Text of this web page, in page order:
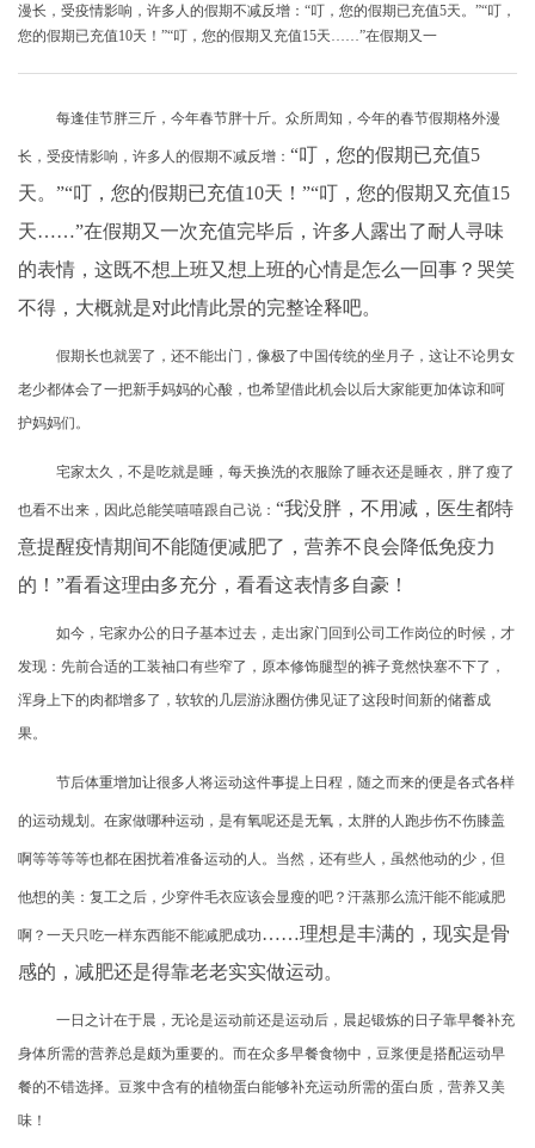
漫长，受疫情影响，许多人的假期不减反增：“叮，您的假期已充值5天。”“叮，
您的假期已充值10天！”“叮，您的假期又充值15天……”在假期又一
每逢佳节胖三斤，今年春节胖十斤。众所周知，今年的春节假期格外漫
长，受疫情影响，许多人的假期不减反增： “叮，您的假期已充值5
天。”“叮，您的假期已充值10天！”“叮，您的假期又充值15
天……”在假期又一次充值完毕后，许多人露出了耐人寻味
的表情，这既不想上班又想上班的心情是怎么一回事？哭笑
不得，大概就是对此情此景的完整诠释吧。
假期长也就罢了，还不能出门，像极了中国传统的坐月子，这让不论男女
老少都体会了一把新手妈妈的心酸，也希望借此机会以后大家能更加体谅和呵
护妈妈们。
宅家太久，不是吃就是睡，每天换洗的衣服除了睡衣还是睡衣，胖了瘦了
也看不出来，因此总能笑嘻嘻跟自己说： “我没胖，不用减，医生都特
意提醒疫情期间不能随便减肥了，营养不良会降低免疫力
的！”看看这理由多充分，看看这表情多自豪！
如今，宅家办公的日子基本过去，走出家门回到公司工作岗位的时候，才
发现：先前合适的工装袖口有些窄了，原本修饰腿型的裤子竟然快塞不下了，
浑身上下的肉都增多了，软软的几层游泳圈仿佛见证了这段时间新的储蓄成
果。
节后体重增加让很多人将运动这件事提上日程，随之而来的便是各式各样
的运动规划。在家做哪种运动，是有氧呢还是无氧，太胖的人跑步伤不伤膝盖
啊等等等等也都在困扰着准备运动的人。当然，还有些人，虽然他动的少，但
他想的美：复工之后，少穿件毛衣应该会显瘦的吧？汗蒸那么流汗能不能减肥
啊？一天只吃一样东西能不能减肥成功……理想是丰满的，现实是骨
感的，减肥还是得靠老老实实做运动。
一日之计在于晨，无论是运动前还是运动后，晨起锻炼的日子靠早餐补充
身体所需的营养总是颇为重要的。而在众多早餐食物中，豆浆便是搭配运动早
餐的不错选择。豆浆中含有的植物蛋白能够补充运动所需的蛋白质，营养又美
味！